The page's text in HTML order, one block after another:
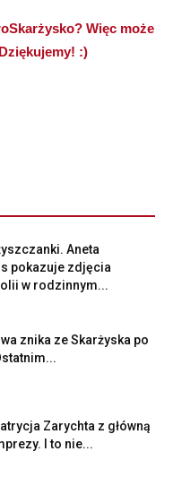
Więc może
:)
Aneta
pokazuje zdjęcia
w rodzinnym...
znika ze Skarżyska po
Zarychta z główną
I to nie...